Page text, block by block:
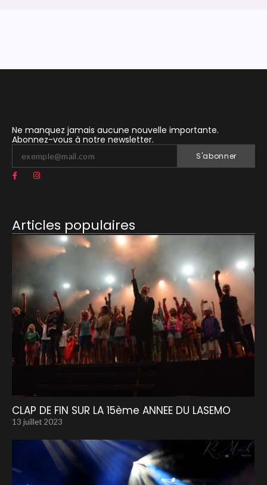
Ne manquez jamais aucune nouvelle importante.
Abonnez-vous à notre newsletter.
S'abonner
Articles populaires
CLAP DE FIN SUR LA 15ème ANNEE DU LASEMO
13 juillet 2023